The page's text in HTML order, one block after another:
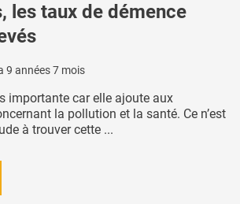
les taux de démence
9 années 7 mois
importante car elle ajoute aux
la pollution et la santé. Ce n’est
à trouver cette ...